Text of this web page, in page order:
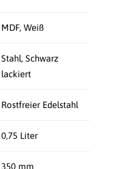
MDF, Weiß
Stahl, Schwarz
lackiert
Rostfreier Edelstahl
0,75 Liter
350 mm